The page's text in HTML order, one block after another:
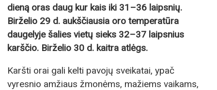
dieną oras daug kur kais iki 31–36 laipsnių.
Birželio 29 d. aukščiausia oro temperatūra
daugelyje šalies vietų sieks 32–37 laipsnius
karščio. Birželio 30 d. kaitra atlėgs.
Karšti orai gali kelti pavojų sveikatai, ypač
vyresnio amžiaus žmonėms, mažiems vaikams,